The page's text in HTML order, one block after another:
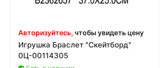
Авторизуйтесь, чтобы увидеть цену
Игрушка Браслет "Скейтборд"
0Ц-00114305